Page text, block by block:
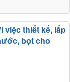
việc thiết kế, lắp
bọt cho